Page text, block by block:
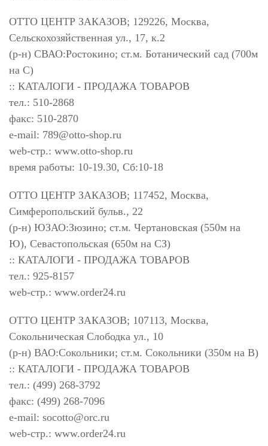
ОТТО ЦЕНТР ЗАКАЗОВ; 129226, Москва,
Сельскохозяйственная ул., 17, к.2
(р-н) СВАО:Ростокино; ст.м. Ботанический сад (700м
на С)
:: КАТАЛОГИ - ПРОДАЖА ТОВАРОВ
тел.: 510-2868
факс: 510-2870
e-mail: 789@otto-shop.ru
web-стр.: www.otto-shop.ru
время работы: 10-19.30, Сб:10-18
ОТТО ЦЕНТР ЗАКАЗОВ; 117452, Москва,
Симферопольский бульв., 22
(р-н) ЮЗАО:Зюзино; ст.м. Чертановская (550м на
Ю), Севастопольская (650м на СЗ)
:: КАТАЛОГИ - ПРОДАЖА ТОВАРОВ
тел.: 925-8157
web-стр.: www.order24.ru
ОТТО ЦЕНТР ЗАКАЗОВ; 107113, Москва,
Сокольническая Слободка ул., 10
(р-н) ВАО:Сокольники; ст.м. Сокольники (350м на В)
:: КАТАЛОГИ - ПРОДАЖА ТОВАРОВ
тел.: (499) 268-3792
факс: (499) 268-7096
e-mail: socotto@orc.ru
web-стр.: www.order24.ru